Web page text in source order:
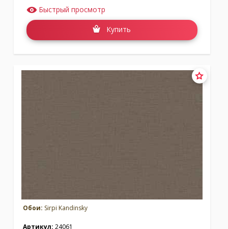
Быстрый просмотр
Купить
Обои: Sirpi Kandinsky
Артикул: 24061